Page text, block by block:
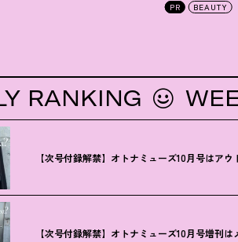
PR BEAUTY
【次号付録解禁】オトナミューズ10月号はア
【次号付録解禁】オトナミューズ10月号増刊